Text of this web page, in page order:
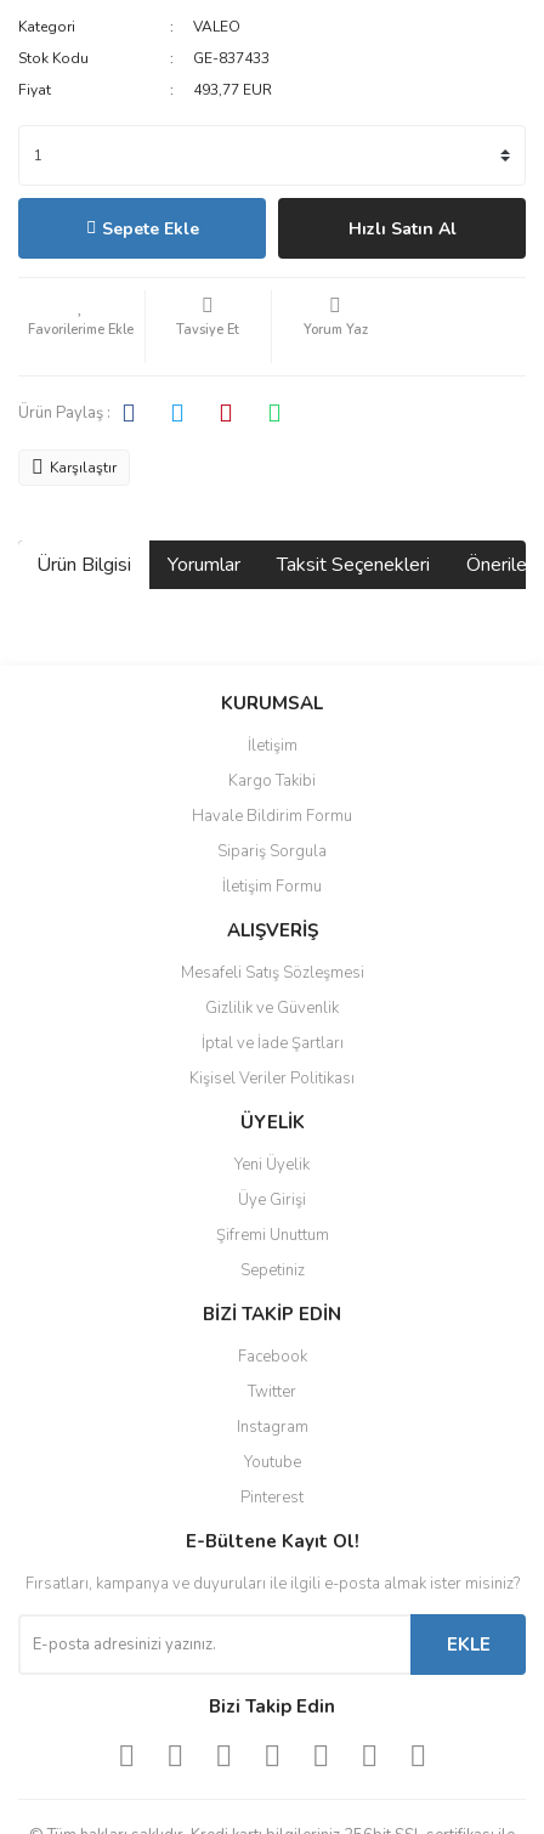
Kategori
VALEO
Stok Kodu
GE-837433
Fiyat
493,77 EUR
Sepete Ekle Hızlı Satın Al
Tavsiye Et Yorum Yaz
Ürün Paylaş :
Karşılaştır
Ürün Bilgisi Yorumlar Taksit Seçenekleri
Bu ürüne ilk yorumu siz yapın!
Ürün resmi kalitesiz, bozuk veya görüntülenemiyor.
Ürün açıklamasında eksik bilgiler bulunuyor.
Ürün bilgilerinde hatalar bulunuyor.
Ürün fiyatı diğer sitelerden daha pahalı.
Bu ürüne benzer farklı alternatifler olmalı.
Gönder
KURUMSAL
İletişim
Kargo Takibi
Havale Bildirim Formu
Sipariş Sorgula
İletişim Formu
ALIŞVERİŞ
Mesafeli Satış Sözleşmesi
Gizlilik ve Güvenlik
İptal ve İade Şartları
Kişisel Veriler Politikası
ÜYELİK
Yeni Üyelik
Üye Girişi
Şifremi Unuttum
Sepetiniz
BİZİ TAKİP EDİN
Facebook
Twitter
Instagram
Youtube
Pinterest
E-Bültene Kayıt Ol!
Fırsatları, kampanya ve duyuruları ile ilgili e-posta almak ister misiniz?
EKLE
Bizi Takip Edin